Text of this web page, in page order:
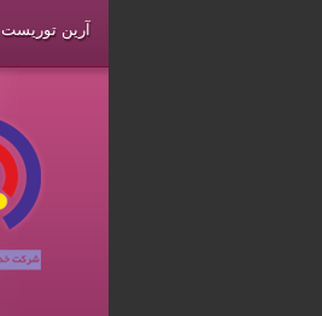
آرین توریست